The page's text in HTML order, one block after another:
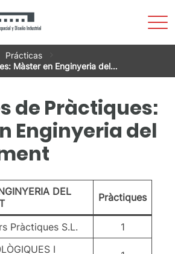
Prácticas
Màster en Enginyeria del…
de Pràctiques:
Enginyeria del
DEL
Pràctiques
Pràctiques S.L.
1
I